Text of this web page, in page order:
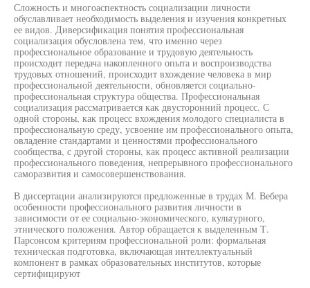
Сложность и многоаспектность социализации личности
обуславливает необходимость выделения и изучения конкретных
ее видов. Диверсификация понятия профессиональная
социализация обусловлена тем, что именно через
профессиональное образование и трудовую деятельность
происходит передача накопленного опыта и воспроизводства
трудовых отношений, происходит вхождение человека в мир
профессиональной деятельности, обновляется социально-
профессиональная структура общества. Профессиональная
социализация рассматривается как двусторонний процесс. С
одной стороны, как процесс вхождения молодого специалиста в
профессиональную среду, усвоение им профессионального опыта,
овладение стандартами и ценностями профессионального
сообщества, с другой стороны, как процесс активной реализации
профессионального поведения, непрерывного профессионального
саморазвития и самосовершенствования.
В диссертации анализируются предложенные в трудах М. Вебера
особенности профессионального развития личности в
зависимости от ее социально-экономического, культурного,
этнического положения. Автор обращается к выделенным Т.
Парсонсом критериям профессиональной роли: формальная
техническая подготовка, включающая интеллектуальный
компонент в рамках образовательных институтов, которые
сертифицируют